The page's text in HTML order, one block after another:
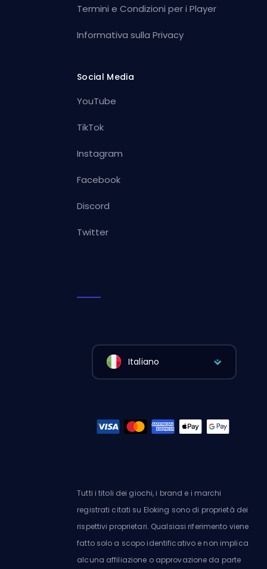
Termini e Condizioni per i Player
Informativa sulla Privacy
Social Media
YouTube
TikTok
Instagram
Facebook
Discord
Twitter
Italiano
Tutti i titoli dei giochi, i brand e i marchi
registrati citati su Eloking sono di proprietà dei
rispettivi proprietari. Qualsiasi riferimento viene
fatto solo a scopo identificativo e non implica
alcuna affiliazione o approvazione da parte